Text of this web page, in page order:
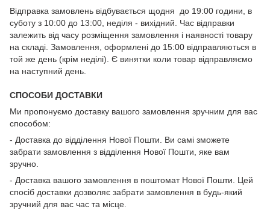
Відправка замовлень відбувається щодня до 19:00 години, в
суботу з 10:00 до 13:00, неділя - вихідний. Час відправки
залежить від часу розміщення замовлення і наявності товару
на складі. Замовлення, оформлені до 15:00 відправляються в
той же день (крім неділі). Є винятки коли товар відправляємо
на наступний день.
СПОСОБИ ДОСТАВКИ
Ми пропонуємо доставку вашого замовлення зручним для вас
способом:
- Доставка до відділення Нової Пошти. Ви самі зможете
забрати замовлення з відділення Нової Пошти, яке вам
зручно.
- Доставка вашого замовлення в поштомат Нової Пошти. Цей
спосіб доставки дозволяє забрати замовлення в будь-який
зручний для вас час та місце.